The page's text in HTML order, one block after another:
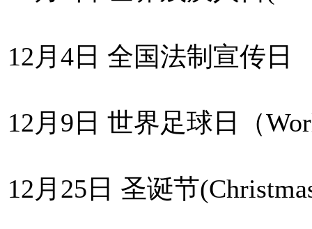
12月4日 全国法制宣传日
12月9日 世界足球日（
12月25日 圣诞节